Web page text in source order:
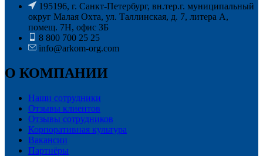
195196, г. Санкт-Петербург, вн.тер.г. муниципальный
округ Малая Охта, ул. Таллинская, д. 7, литера А,
помещ. 7Н, офис ЗБ
8 800 700 25 25
info@arkom-org.com
О КОМПАНИИ
Наши сотрудники
Отзывы клиентов
Отзывы сотрудников
Корпоративная культура
Вакансии
Партнёры